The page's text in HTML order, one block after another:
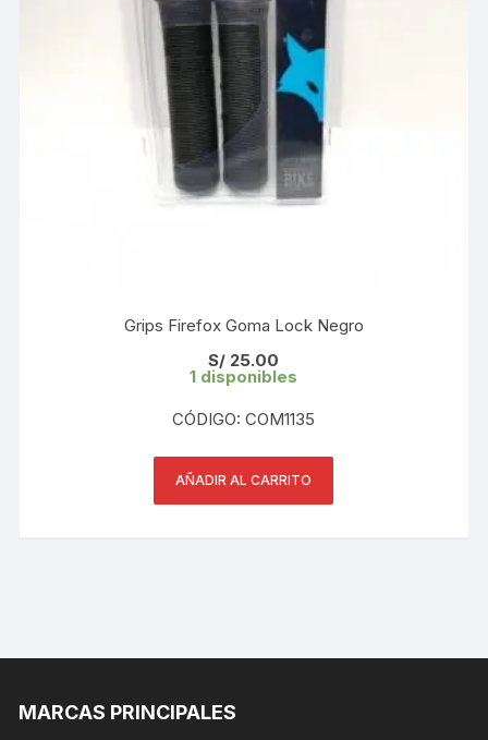
Grips Firefox Goma Lock Negro
S/ 25.00
1 disponibles
CÓDIGO: COM1135
AÑADIR AL CARRITO
MARCAS PRINCIPALES